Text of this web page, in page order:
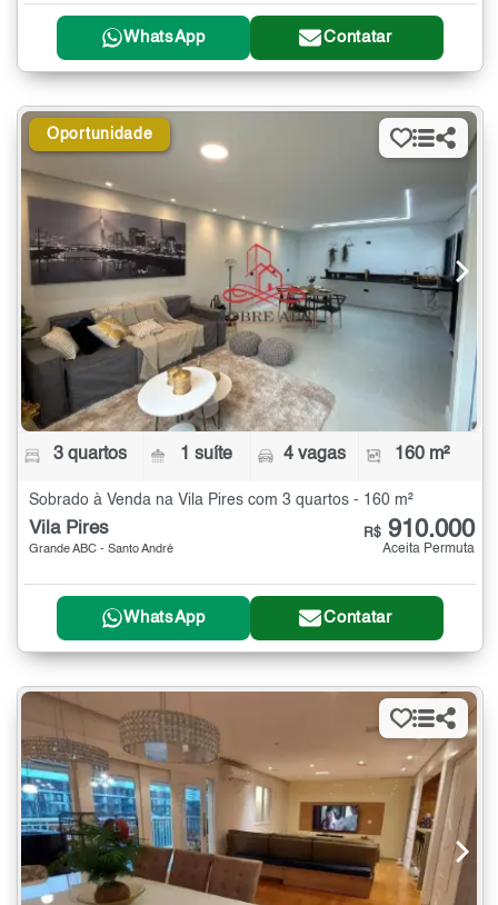
WhatsApp Contatar
Oportunidade
3 quartos 1 suíte 4 vagas 160 m²
Sobrado à Venda na Vila Pires com 3 quartos - 160 m²
Vila Pires
Grande ABC - Santo André
R$ 910.000
Aceita Permuta
WhatsApp Contatar